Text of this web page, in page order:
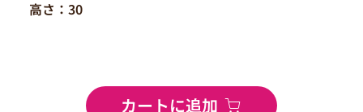
高さ：30
カートに追加